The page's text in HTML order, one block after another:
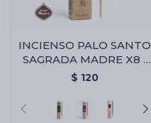
INCIENSO PALO SANTO
SAGRADA MADRE X8 -
Cacao
$ 120